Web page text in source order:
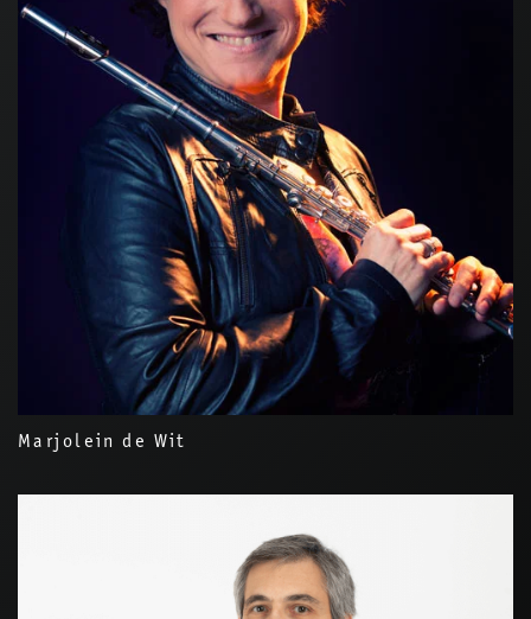
Marjolein de Wit